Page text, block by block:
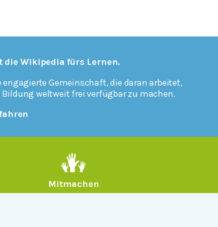
die Wikipedia fürs Lernen.
engagierte Gemeinschaft, die daran arbeitet,
weltweit frei verfügbar zu machen.
Mitmachen